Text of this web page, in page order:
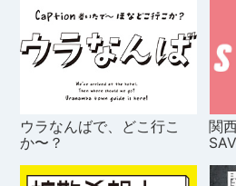
ウラなんばで、どこ行こ
か〜？
関